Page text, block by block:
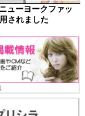
ューヨークファッ
されました